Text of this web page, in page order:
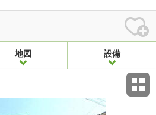
地図 設備